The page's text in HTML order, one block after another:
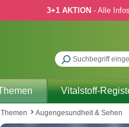
3+1 AKTION - Alle
Vitalstoff-
Augengesundheit & Sehen